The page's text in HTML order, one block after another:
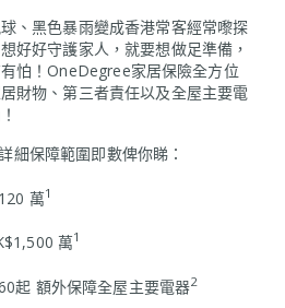
、黑色暴雨變成香港常客經常嚟探
好好守護家人，就要想做足準備，
怕！OneDegree家居保險全方位
財物、第三者責任以及全屋主要電
細保障範圍即數俾你睇：
萬1
萬1
起 額外保障全屋主要電器2